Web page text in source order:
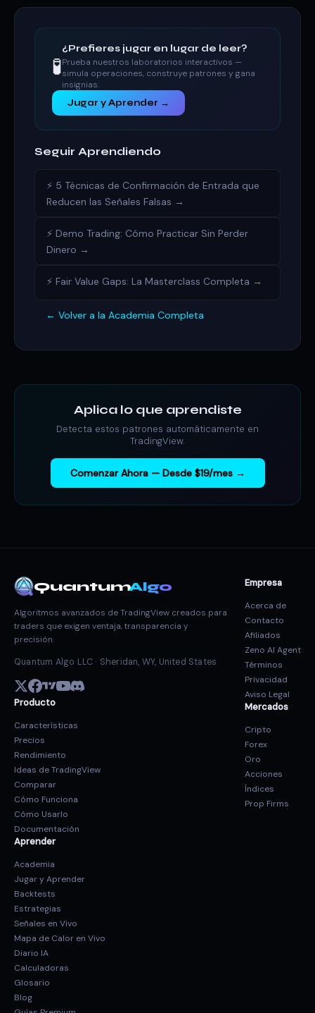
🧪
¿Prefieres jugar en lugar de leer?
Prueba nuestros laboratorios interactivos —
simula operaciones, construye patrones y gana
insignias.
Jugar y Aprender →
Seguir Aprendiendo
⚡ 5 Técnicas de Confirmación de Entrada que
Reducen las Señales Falsas →
⚡ Demo Trading: Cómo Practicar Sin Perder
Dinero →
⚡ Fair Value Gaps: La Masterclass Completa →
← Volver a la Academia Completa
Aplica lo que aprendiste
Detecta estos patrones automáticamente en
TradingView.
Comenzar Ahora — Desde $19/mes →
QuantumAlgo
Algoritmos avanzados de TradingView creados para
traders que exigen ventaja, transparencia y
precisión.
Quantum Algo LLC · Sheridan, WY, United States
Producto
Características
Precios
Rendimiento
Ideas de TradingView
Comparar
Cómo Funciona
Cómo Usarlo
Documentación
Aprender
Academia
Jugar y Aprender
Backtests
Estrategias
Señales en Vivo
Mapa de Calor en Vivo
Diario IA
Calculadoras
Glosario
Blog
Empresa
Acerca de
Contacto
Afiliados
Zeno AI Agent
Términos
Privacidad
Aviso Legal
Mercados
Cripto
Forex
Oro
Acciones
Índices
Prop Firms